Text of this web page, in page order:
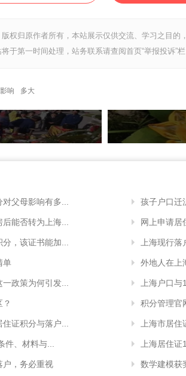
权归原作者所有，本站展示仅供交流、学习之目的
于第一时间处理，站务联系请查阅首页“举报投诉”栏
影响 多大
父母影响有多...
能否转为上海...
，该证书能加...
单
政策为何引发...
证积分与落户...
件、材料与...
户，务必重视
孩子户口迁
网上申请居
上海现行
外地人在上
上海户口
积分管理官
上海市居
上海居住
数学建模获